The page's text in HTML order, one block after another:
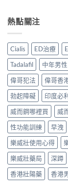
熱點關注
Cialis ED治療
Tadalafil
中年男性
偉哥犯法
偉哥香
勃起障礙
印度必
威而鋼哪裡買
威
性功能訓練
早洩
樂威壯使用心得
樂威壯藥局
深蹲
香港壯陽藥
香港